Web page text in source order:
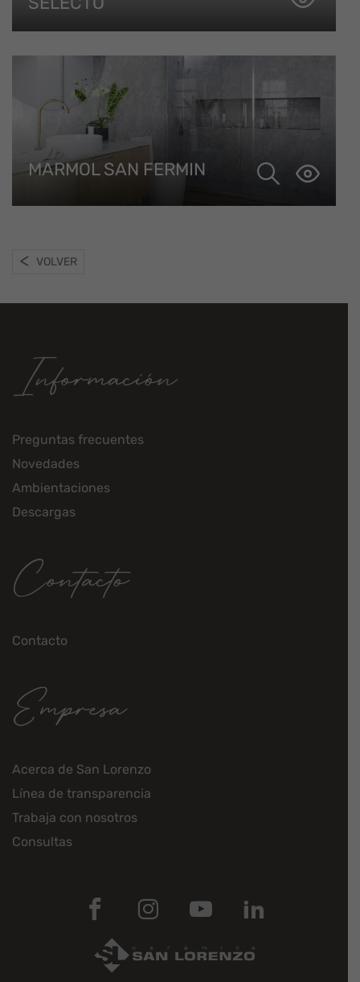
MARMOL SAN FERMIN
VOLVER
Información
Preguntas frecuentes
Novedades
Ambientaciones
Descargas
Contacto
Contacto
Empresa
Acerca de San Lorenzo
Línea de transparencia
Trabaja con nosotros
Consultas